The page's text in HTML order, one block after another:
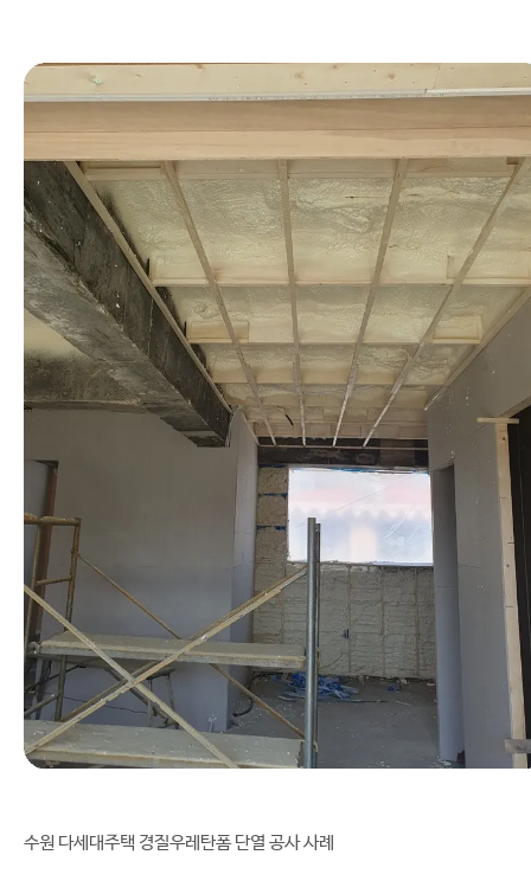
수원 다세대주택 경질우레탄폼 단열 공사 사례